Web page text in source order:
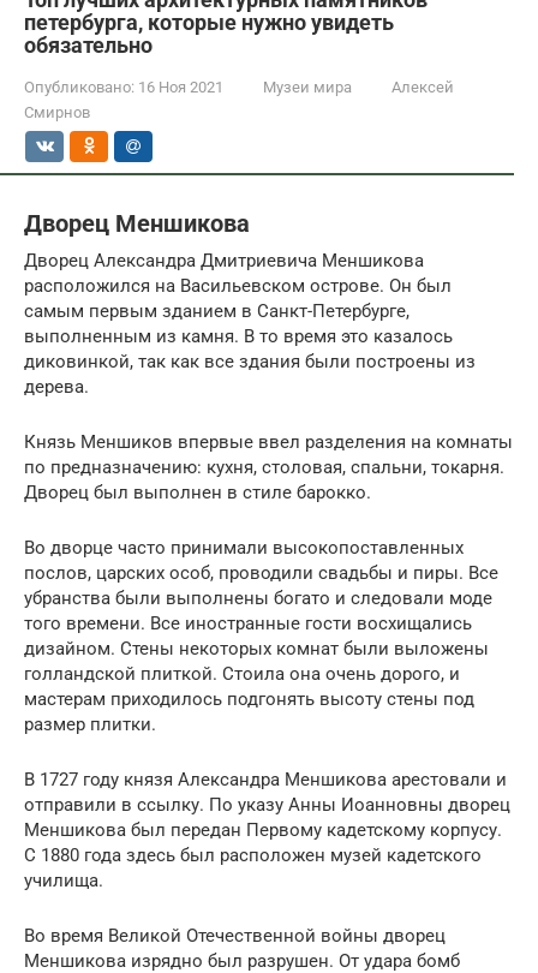
петербурга, которые нужно увидеть
обязательно
Опубликовано: 16 Ноя 2021 Музеи мира
Алексей
Смирнов
Дворец Меншикова
Дворец Александра Дмитриевича Меншикова
расположился на Васильевском острове. Он был
самым первым зданием в Санкт-Петербурге,
выполненным из камня. В то время это казалось
диковинкой, так как все здания были построены из
дерева.
Князь Меншиков впервые ввел разделения на комнаты
по предназначению: кухня, столовая, спальни, токарня.
Дворец был выполнен в стиле барокко.
Во дворце часто принимали высокопоставленных
послов, царских особ, проводили свадьбы и пиры. Все
убранства были выполнены богато и следовали моде
того времени. Все иностранные гости восхищались
дизайном. Стены некоторых комнат были выложены
голландской плиткой. Стоила она очень дорого, и
мастерам приходилось подгонять высоту стены под
размер плитки.
В 1727 году князя Александра Меншикова арестовали и
отправили в ссылку. По указу Анны Иоанновны дворец
Меншикова был передан Первому кадетскому корпусу.
С 1880 года здесь был расположен музей кадетского
училища.
Во время Великой Отечественной войны дворец
Меншикова изрядно был разрушен. От удара бомб